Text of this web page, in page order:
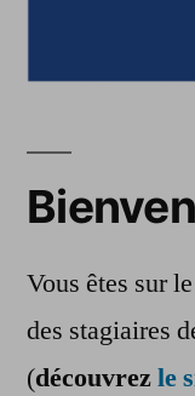
Vous êtes sur
des stagiaires
(découvrezle